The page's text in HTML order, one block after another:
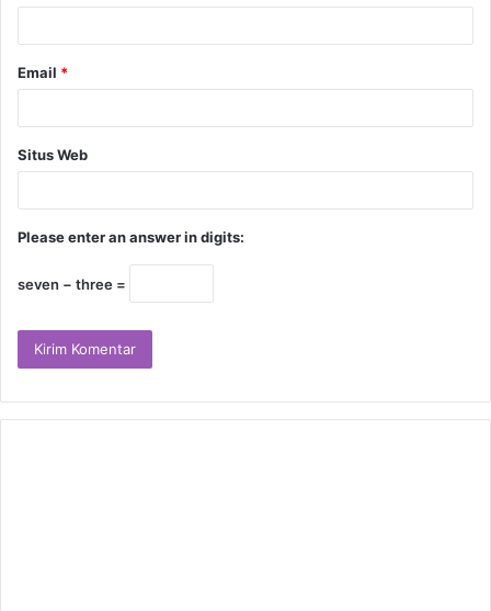
Email *
Situs Web
Please enter an answer in digits:
seven − three =